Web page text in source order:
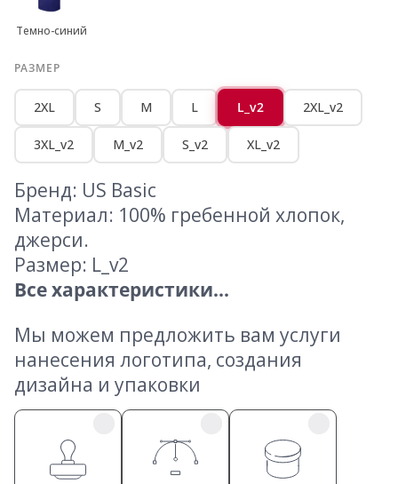
Темно-синий
РАЗМЕР
2XL S M L L_v2 2XL_v2
3XL_v2 M_v2 S_v2 XL_v2
Бренд: US Basic
Материал: 100% гребенной хлопок,
джерси.
Размер: L_v2
Все характеристики...
Мы можем предложить вам услуги
нанесения логотипа, создания
дизайна и упаковки